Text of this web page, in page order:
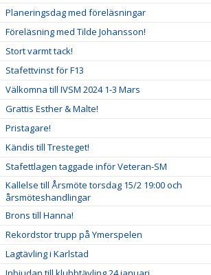
Planeringsdag med föreläsningar
Föreläsning med Tilde Johansson!
Stort varmt tack!
Stafettvinst för F13
Välkomna till IVSM 2024 1-3 Mars
Grattis Esther & Malte!
Pristagare!
Kändis till Tresteget!
Stafettlagen taggade inför Veteran-SM
Kallelse till Årsmöte torsdag 15/2 19:00 och
årsmöteshandlingar
Brons till Hanna!
Rekordstor trupp på Ymerspelen
Lagtävling i Karlstad